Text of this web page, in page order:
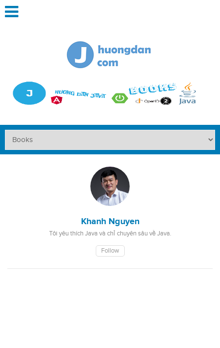
Khanh Nguyen
Tôi yêu thích Java và chỉ chuyên sâu về Java.
Follow